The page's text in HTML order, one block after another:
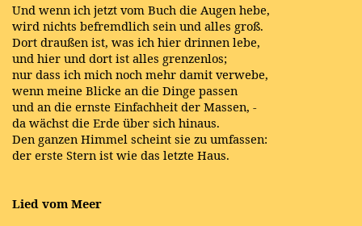
Und wenn ich jetzt vom Buch die Augen hebe,
wird nichts befremdlich sein und alles groß.
Dort draußen ist, was ich hier drinnen lebe,
und hier und dort ist alles grenzenlos;
nur dass ich mich noch mehr damit verwebe,
wenn meine Blicke an die Dinge passen
und an die ernste Einfachheit der Massen, -
da wächst die Erde über sich hinaus.
Den ganzen Himmel scheint sie zu umfassen:
der erste Stern ist wie das letzte Haus.
Lied vom Meer